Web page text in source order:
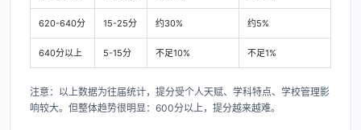
620-640分 15-25分 约30% 约5%
640分以上 5-15分 不足10% 不足1%
注意：以上数据为往届统计，提分受个人天赋、学科特点、学校管理影
响较大。但整体趋势很明显：600分以上，提分越来越难。